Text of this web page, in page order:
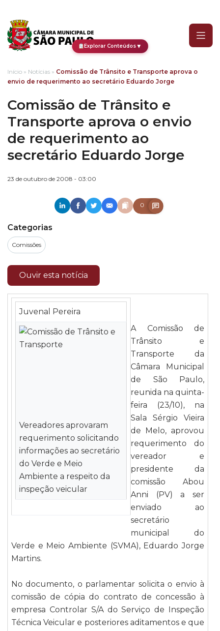
Explorar Conteúdos▼
Início » Notícias » Comissão de Trânsito e Transporte aprova o
envio de requerimento ao secretário Eduardo Jorge
Comissão de Trânsito e
Transporte aprova o envio
de requerimento ao
secretário Eduardo Jorge
23 de outubro de 2008 - 03:00
0
Categorias
Comissões
Ouvir esta notícia
Juvenal Pereira
Vereadores aprovaram
requerimento solicitando
informações ao secretário
do Verde e Meio
Ambiente a respeito da
inspeção veicular
A Comissão de
Trânsito e
Transporte da
Câmara Municipal
de São Paulo,
reunida na quinta-
feira (23/10), na
Sala Sérgio Vieira
de Melo, aprovou
requerimento do
vereador e
presidente da
comissão Abou
Anni (PV) a ser
enviado ao
secretário
municipal do
Verde e Meio Ambiente (SVMA), Eduardo Jorge
Martins.
No documento, o parlamentar solicita o envio à
comissão de cópia do contrato de concessão à
empresa Controlar S/A do Serviço de Inspeção
Técnica Veicular e posteriores aditamentos e que